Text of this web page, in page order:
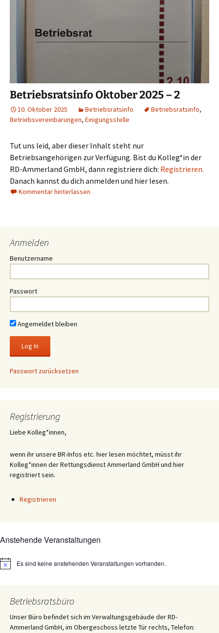
Betriebsratsinfo Oktober 2025 – 2
10. Oktober 2025 Betriebsratsinfo Betriebsratsinfo,
Betriebsvereinbarungen, Einigungsstelle
Tut uns leid, aber dieser Inhalt steht nur
Betriebsangehörigen zur Verfügung. Bist du Kolleg*in der
RD-Ammerland GmbH, dann registriere dich: Registrieren.
Danach kannst du dich anmelden und hier lesen.
Kommentar hinterlassen
Anmelden
Benutzername
Passwort
Angemeldet bleiben
Passwort zurücksetzen
Registrierung
Liebe Kolleg*innen,
wenn ihr unsere BR-Infos etc. hier lesen möchtet, müsst ihr
Kolleg*innen der Rettungsdienst Ammerland GmbH und hier
registriert sein.
Registrieren
Anstehende Veranstaltungen
HinweisEs sind keine anstehenden Veranstaltungen vorhanden.
Betriebsratsbüro
Unser Büro befindet sich im Verwaltungsgebäude der RD-
Ammerland GmbH, im Obergeschoss letzte Tür rechts, Telefon: